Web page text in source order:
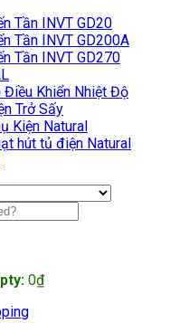
Tần INVT GD20
Tần INVT GD200A
Tần INVT GD270
Điều Khiển Nhiệt Độ
Trở Sấy
Kiện Natural
hút tủ điện Natural
0₫